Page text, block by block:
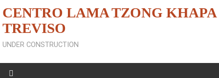
CENTRO LAMA TZONG KHAPA
TREVISO
UNDER CONSTRUCTION